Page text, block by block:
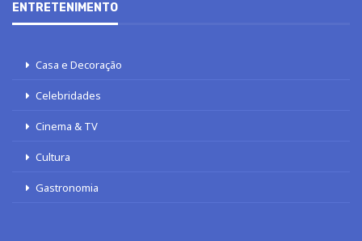
ENTRETENIMENTO
Casa e Decoração
Celebridades
Cinema & TV
Cultura
Gastronomia